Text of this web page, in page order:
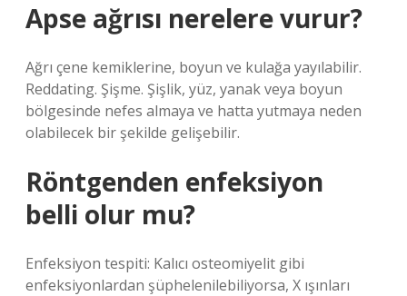
Apse ağrısı nerelere vurur?
Ağrı çene kemiklerine, boyun ve kulağa yayılabilir.
Reddating. Şişme. Şişlik, yüz, yanak veya boyun
bölgesinde nefes almaya ve hatta yutmaya neden
olabilecek bir şekilde gelişebilir.
Röntgenden enfeksiyon
belli olur mu?
Enfeksiyon tespiti: Kalıcı osteomiyelit gibi
enfeksiyonlardan şüphelenilebiliyorsa, X ışınları